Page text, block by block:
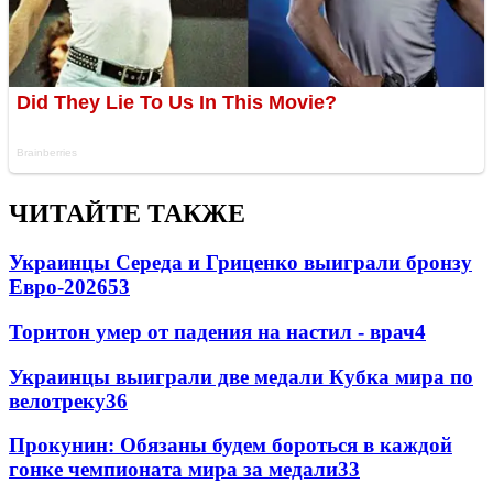
ЧИТАЙТЕ ТАКЖЕ
Украинцы Середа и Гриценко выиграли бронзу
Евро-202653
Торнтон умер от падения на настил - врач4
Украинцы выиграли две медали Кубка мира по
велотреку36
Прокунин: Обязаны будем бороться в каждой
гонке чемпионата мира за медали33